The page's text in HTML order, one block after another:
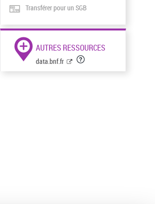
Transférer pour un SGB
AUTRES RESSOURCES
data.bnf.fr